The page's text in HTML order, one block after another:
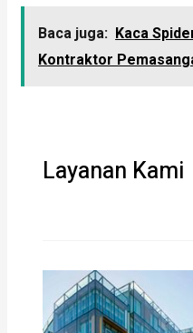
Baca juga: Kaca
Kontraktor
Layanan Kami